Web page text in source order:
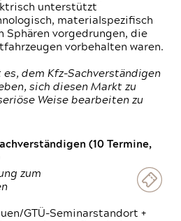
unterstützt
materialspezifisch
Sphären vorgedrungen, die
vorbehalten waren.
dem Kfz-Sachverständigen
sich diesen Markt zu
Weise bearbeiten zu
(10 Termine,
zum
GTÜ-Seminarstandort +